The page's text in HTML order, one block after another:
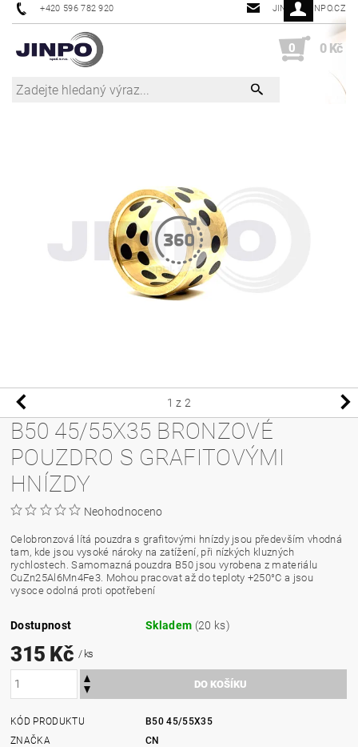
+420 596 782 920 JINPO@JINPO.CZ
0 0 Kč
1 z 2
B50 45/55X35 BRONZOVÉ
POUZDRO S GRAFITOVÝMI
HNÍZDY
Neohodnoceno
Celobronzová lítá pouzdra s grafitovými hnízdy jsou především vhodná
tam, kde jsou vysoké nároky na zatížení, při nízkých kluzných
rychlostech. Samomazná pouzdra B50 jsou vyrobena z materiálu
CuZn25Al6Mn4Fe3. Mohou pracovat až do teploty +250°C a jsou
vysoce odolná proti opotřebení
Dostupnost Skladem (20 ks)
315 Kč / ks
KÓD PRODUKTU
B50 45/55X35
ZNAČKA
CN